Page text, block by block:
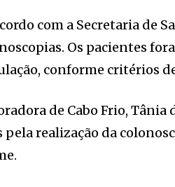
com a Secretaria de
Os pacientes
conforme critérios
de Cabo Frio, Tânia
pela realização da